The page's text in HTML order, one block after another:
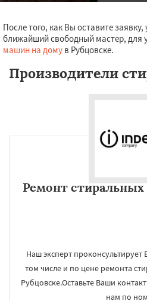
После того, как Вы оставите
ближайший свободный мастер, для
машин на дому в Рубцовске.
Производители
Ремонт
Наш эксперт
том числе и по цене ремонта
Рубцовске.Оставьте Ваши
нам по